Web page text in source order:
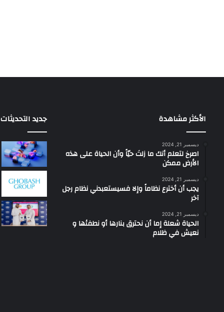
الأكثر مشاهدة
ديسمبر 21, 2024
‫اصرخ لتعلم أنك ما زلتَ حيّاً وأن الحياة على هذه
الأرض ممكن
ديسمبر 21, 2024
يجب أن أخترع نظاماً وإلا فسيستعبدني نظام رجل
آخر
ديسمبر 21, 2024
الحياة شعلة إما أن نحترق بنارها أو نطفئها و
نعيش في ظلام
جديد التحديثات